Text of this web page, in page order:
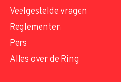
Veelgestelde vragen
Reglementen
Pers
Alles over de Ring